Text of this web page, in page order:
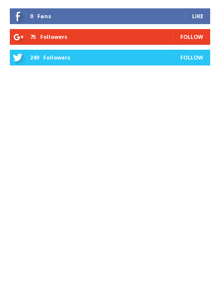
0 Fans LIKE
75 Followers FOLLOW
249 Followers FOLLOW